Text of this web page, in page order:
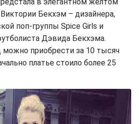
Бекхэм – дизайнера,
поп-группы Spice Girls и
Дэвида Бекхэма.
можно приобрести за 10 тысяч
платье стоило более 25